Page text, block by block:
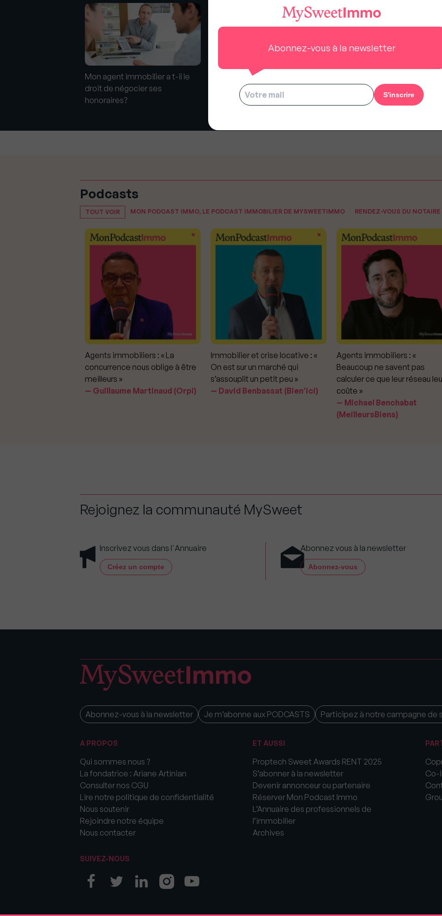
Mon agent immobilier a t-il le
droit de négocier ses
honoraires?
Les honoraires de l'agence
immobilière sont-ils
négociables ?
Immobilier, ce que femme
Dieu le veut ! »
Podcasts
TOUT VOIR MON PODCAST IMMO, LE PODCAST IMMOBILIER DE MYSWEETIMMO RENDEZ-VOUS DU NOTAIRE
Agents immobiliers : « La
concurrence nous oblige à être
meilleurs »
Guillaume Martinaud (Orpi)
Immobilier et crise locative : «
On est sur un marché qui
s’assouplit un petit peu »
David Benbassat (Bien’ici)
Agents immobiliers : «
Beaucoup ne savent pas
calculer ce que leur réseau
coûte »
Michael Benchabat
(MeilleursBiens)
Rejoignez la communauté MySweet
Inscrivez vous dans l'Annuaire
Créez un compte
Abonnez vous à la newsletter
Abonnez-vous
Abonnez-vous à la newsletter Je m’abonne aux PODCASTS Participez à notre campagne de
A PROPOS
Qui sommes nous ?
La fondatrice : Ariane Artinian
Consulter nos CGU
Lire notre politique de confidentialité
Nous soutenir
Rejoindre notre équipe
Nous contacter
ET AUSSI
Proptech Sweet Awards RENT 2025
S’abonner à la newsletter
Devenir annonceur ou partenaire
Réserver Mon Podcast Immo
L’Annuaire des professionnels de
l’immobilier
Archives
Co-
SUIVEZ-NOUS
Abonnez-vous à la newsletter